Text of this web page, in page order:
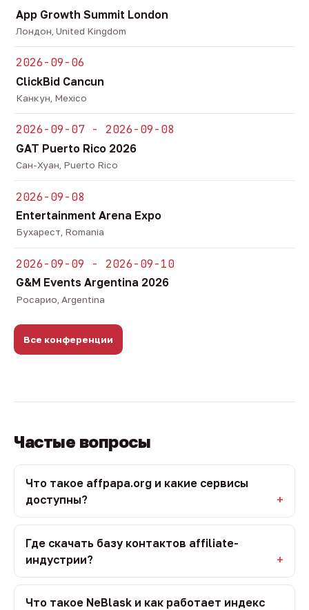
App Growth Summit London
Лондон, United Kingdom
2026-09-06
ClickBid Cancun
Канкун, Mexico
2026-09-07 - 2026-09-08
GAT Puerto Rico 2026
Сан-Хуан, Puerto Rico
2026-09-08
Entertainment Arena Expo
Бухарест, Romania
2026-09-09 - 2026-09-10
G&M Events Argentina 2026
Росарио, Argentina
Все конференции
Частые вопросы
Что такое affpapa.org и какие сервисы
доступны?
Где скачать базу контактов affiliate-
индустрии?
Что такое NeBlask и как работает индекс